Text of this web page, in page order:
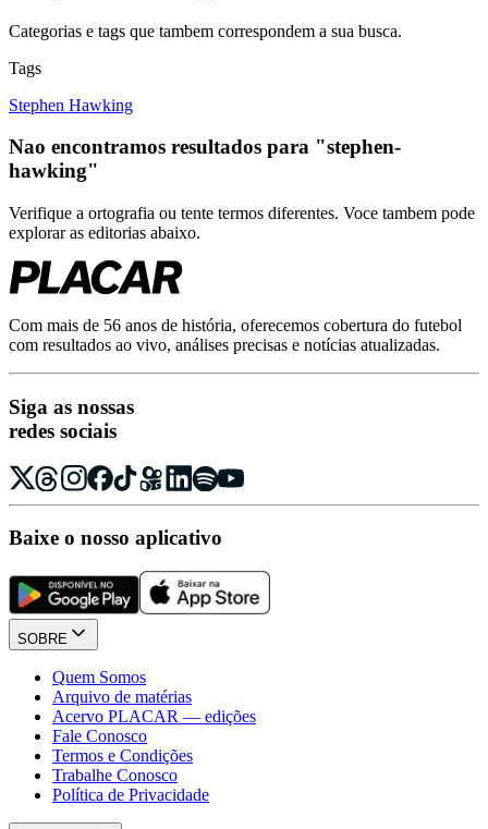
Categorias e tags que tambem correspondem a sua busca.
Tags
Stephen Hawking
Nao encontramos resultados para "stephen-
hawking"
Verifique a ortografia ou tente termos diferentes. Voce tambem pode
explorar as editorias abaixo.
Com mais de 56 anos de história, oferecemos cobertura do futebol
com resultados ao vivo, análises precisas e notícias atualizadas.
Siga as nossas
redes sociais
Baixe o nosso aplicativo
SOBRE
Quem Somos
Arquivo de matérias
Acervo PLACAR — edições
Fale Conosco
Termos e Condições
Trabalhe Conosco
Política de Privacidade